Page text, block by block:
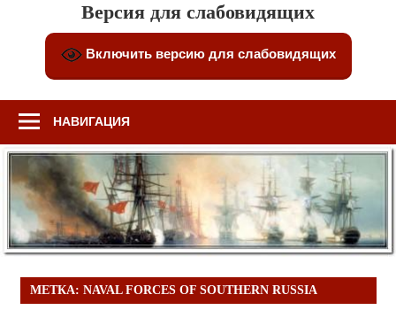
Версия для слабовидящих
Включить версию для слабовидящих
НАВИГАЦИЯ
МЕТКА: NAVAL FORCES OF SOUTHERN RUSSIA